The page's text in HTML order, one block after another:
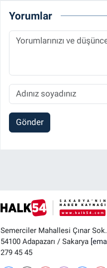
Yorumlar
Gönder
Semerciler Mahallesi Çınar
54100 Adapazarı / Sakarya
279 45 45